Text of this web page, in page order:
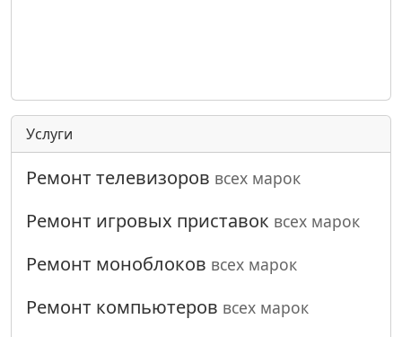
Услуги
Ремонт телевизоров всех марок
Ремонт игровых приставок всех марок
Ремонт моноблоков всех марок
Ремонт компьютеров всех марок